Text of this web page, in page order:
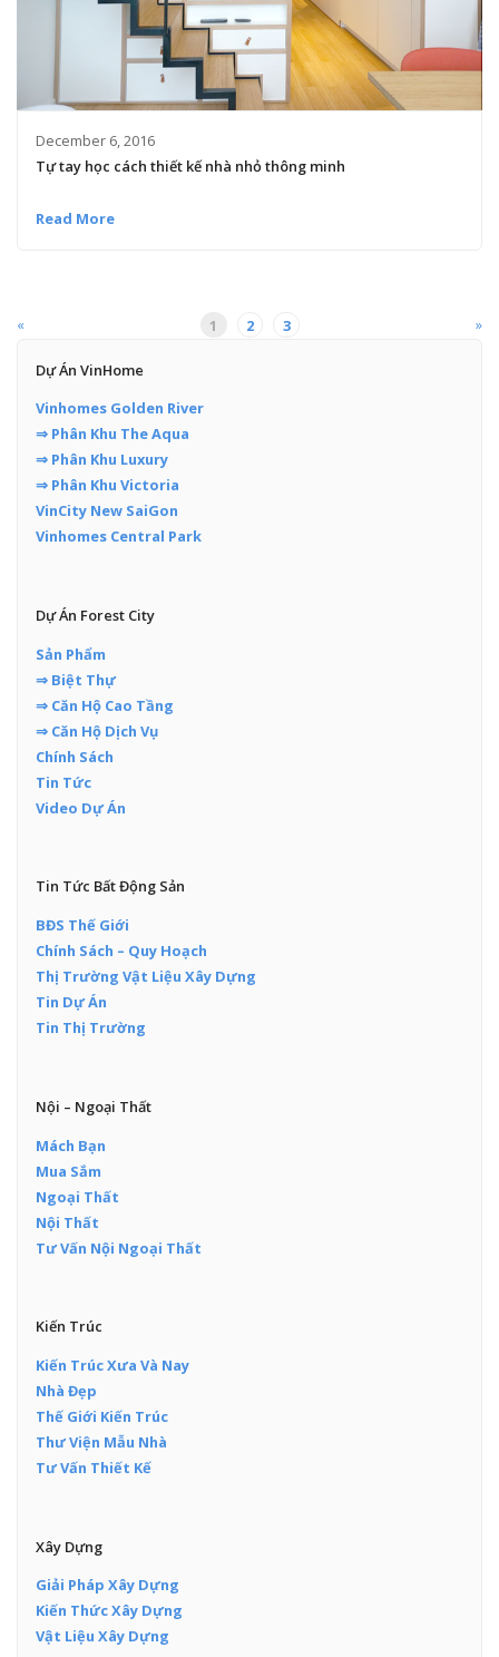
December 6, 2016
Tự tay học cách thiết kế nhà nhỏ thông minh
Read More
« 1 2 3 »
Dự Án VinHome
Vinhomes Golden River
⇒ Phân Khu The Aqua
⇒ Phân Khu Luxury
⇒ Phân Khu Victoria
VinCity New SaiGon
Vinhomes Central Park
Dự Án Forest City
Sản Phẩm
⇒ Biệt Thự
⇒ Căn Hộ Cao Tầng
⇒ Căn Hộ Dịch Vụ
Chính Sách
Tin Tức
Video Dự Án
Tin Tức Bất Động Sản
BĐS Thế Giới
Chính Sách – Quy Hoạch
Thị Trường Vật Liệu Xây Dựng
Tin Dự Án
Tin Thị Trường
Nội – Ngoại Thất
Mách Bạn
Mua Sắm
Ngoại Thất
Nội Thất
Tư Vấn Nội Ngoại Thất
Kiến Trúc
Kiến Trúc Xưa Và Nay
Nhà Đẹp
Thế Giới Kiến Trúc
Thư Viện Mẫu Nhà
Tư Vấn Thiết Kế
Xây Dựng
Giải Pháp Xây Dựng
Kiến Thức Xây Dựng
Vật Liệu Xây Dựng